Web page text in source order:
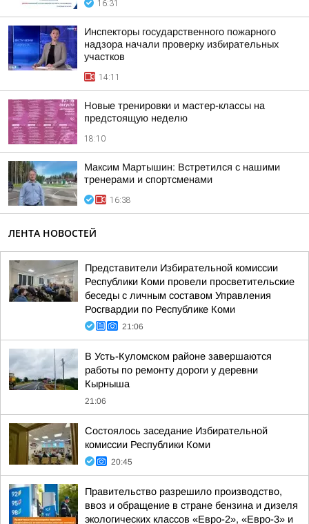
16:31
Инспекторы государственного пожарного
надзора начали проверку избирательных
участков
14:11
Новые тренировки и мастер-классы на
предстоящую неделю
18:10
Максим Мартышин: Встретился с нашими
тренерами и спортсменами
16:38
ЛЕНТА НОВОСТЕЙ
Представители Избирательной комиссии
Республики Коми провели просветительские
беседы с личным составом Управления
Росгвардии по Республике Коми
21:06
В Усть-Куломском районе завершаются
работы по ремонту дороги у деревни
Кырныша
21:06
Состоялось заседание Избирательной
комиссии Республики Коми
20:45
Правительство разрешило производство,
ввоз и обращение в стране бензина и дизеля
экологических классов «Евро-2», «Евро-3» и